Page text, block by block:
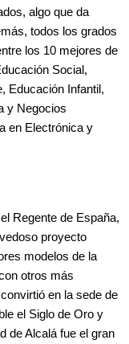
algo que da
todos los grados
los 10 mejores de
Social,
Educación Infantil,
y Negocios
en Electrónica y
Regente de España,
proyecto
modelos de la
otros más
en la sede de
el Siglo de Oro y
de Alcalá fue el gran